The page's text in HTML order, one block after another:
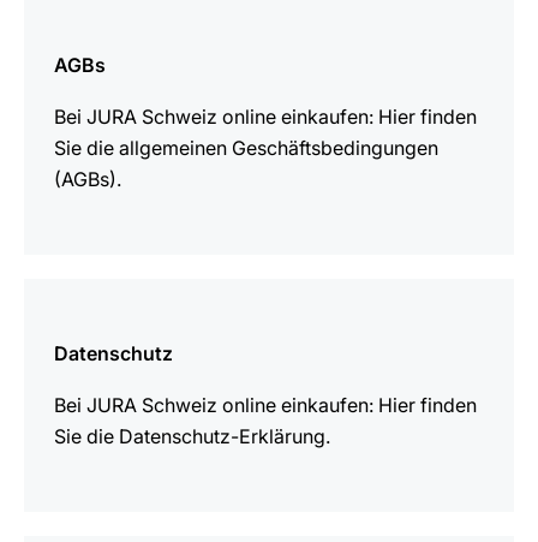
AGBs
Bei JURA Schweiz online einkaufen: Hier finden
Sie die allgemeinen Geschäftsbedingungen
(AGBs).
Datenschutz
Bei JURA Schweiz online einkaufen: Hier finden
Sie die Datenschutz-Erklärung.